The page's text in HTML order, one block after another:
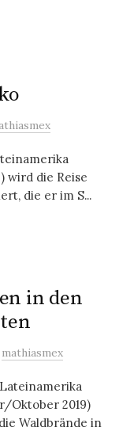
wird die Reise
die er im S...
in den
mathiasmex
Oktober 2019)
Waldbrände in